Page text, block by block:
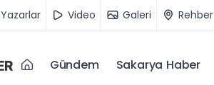
Yazarlar Video Galeri Rehber
Gündem Sakarya Haber